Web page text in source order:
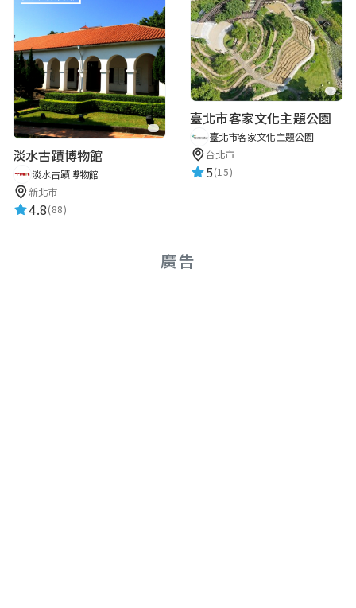
淡水古蹟博物館
淡水古蹟博物館
新北市
4.8(88)
臺北市客家文化主題公園
臺北市客家文化主題公園
台北市
5(15)
廣告